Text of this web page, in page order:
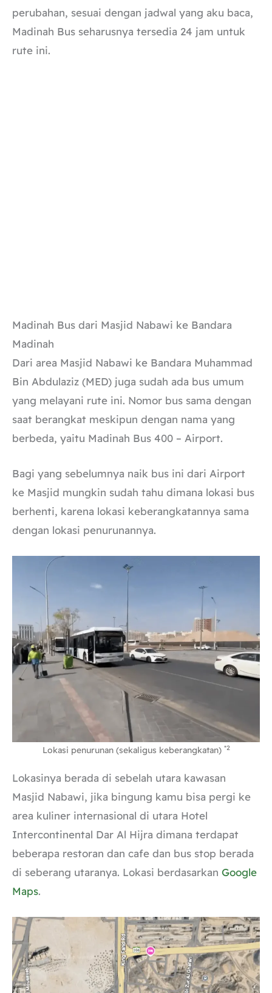
perubahan, sesuai dengan jadwal yang aku baca,
Madinah Bus seharusnya tersedia 24 jam untuk
rute ini.
Madinah Bus dari Masjid Nabawi ke Bandara
Madinah
Dari area Masjid Nabawi ke Bandara Muhammad
Bin Abdulaziz (MED) juga sudah ada bus umum
yang melayani rute ini. Nomor bus sama dengan
saat berangkat meskipun dengan nama yang
berbeda, yaitu Madinah Bus 400 – Airport.
Bagi yang sebelumnya naik bus ini dari Airport
ke Masjid mungkin sudah tahu dimana lokasi bus
berhenti, karena lokasi keberangkatannya sama
dengan lokasi penurunannya.
Lokasi penurunan (sekaligus keberangkatan) *2
Lokasinya berada di sebelah utara kawasan
Masjid Nabawi, jika bingung kamu bisa pergi ke
area kuliner internasional di utara Hotel
Intercontinental Dar Al Hijra dimana terdapat
beberapa restoran dan cafe dan bus stop berada
di seberang utaranya. Lokasi berdasarkan Google
Maps.